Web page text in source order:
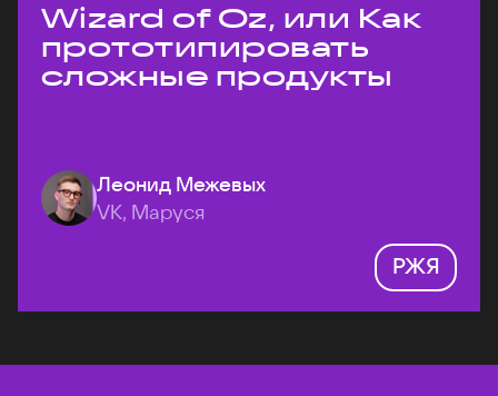
Wizard of Oz, или Как
прототипировать
сложные продукты
Леонид Межевых
VK, Маруся
РЖЯ